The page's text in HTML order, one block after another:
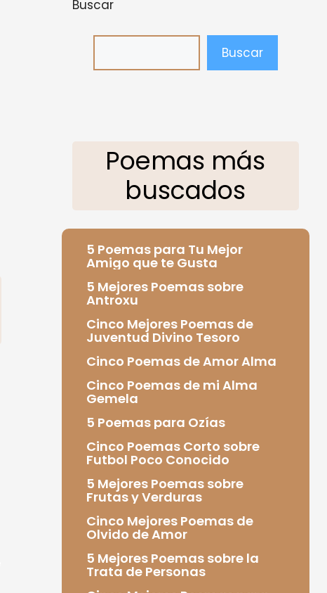
Buscar
Buscar
Poemas más
buscados
5 Poemas para Tu Mejor
Amigo que te Gusta
5 Mejores Poemas sobre
Antroxu
Cinco Mejores Poemas de
Juventud Divino Tesoro
Cinco Poemas de Amor Alma
Cinco Poemas de mi Alma
Gemela
5 Poemas para Ozías
Cinco Poemas Corto sobre
Futbol Poco Conocido
5 Mejores Poemas sobre
Frutas y Verduras
Cinco Mejores Poemas de
Olvido de Amor
5 Mejores Poemas sobre la
Trata de Personas